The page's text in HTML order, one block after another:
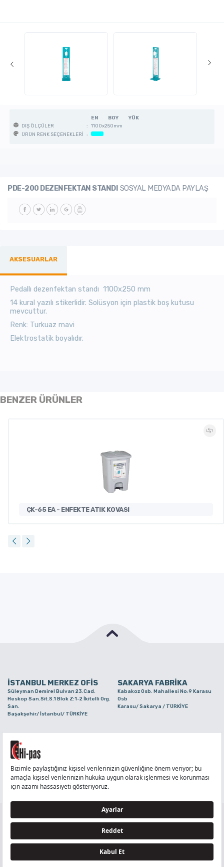
EN BOY
YÜK
DIŞ ÖLÇÜLER
: 1100x250mm
ÜRÜN RENK SEÇENEKLERİ :
PDE-200 DEZENFEKTAN STANDI SOSYAL MEDYADA PAYLAŞ
AKSESUARLAR
Pedallı dezenfektan standı 1100x250 mm
14 kural yazılı stikerlidir. Solüsyon için plastik boş kutusu
mevcuttur.
Renk: Turkuaz mavi
Elektrostatik boyalıdır.
BENZER ÜRÜNLER
ÇK-65 EA - ENFEKTE ATIK KOVASI
İSTANBUL MERKEZ OFİS SAKARYA FABRİKA
Süleyman Demirel Bulvarı 23.Cad.
Heskop San.Sit.S.1 Blok Z:1-2 İkitelli Org.
San.
Başakşehir/ İstanbul/ TÜRKİYE
Kabakoz Osb. Mahallesi No:9 Karasu
Osb
Karasu/ Sakarya / TÜRKİYE
Alaaddinbey Mah. Ayfatma Cad. No.11 A/C
Sam.3 Plaza B Blok Nilüfer/ Bursa/
TÜRKİYE
TELEFON
TÜM HAKLARI Hİ-PAŞ PLASTİK EŞYA TİC. VE SAN. LTD. ŞTİ..’E AİTTİR
Tedarikçi ve İş Ortakları Aydınlatma Metni - Ziyaretçi Aydınlatma Metni - Veri Sahibi Başvuru